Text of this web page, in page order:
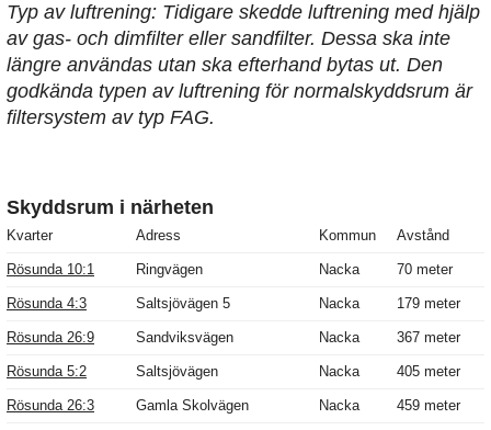
Typ av luftrening: Tidigare skedde luftrening med hjälp
av gas- och dimfilter eller sandfilter. Dessa ska inte
längre användas utan ska efterhand bytas ut. Den
godkända typen av luftrening för normalskyddsrum är
filtersystem av typ FAG.
Skyddsrum i närheten
Kvarter Adress Kommun Avstånd
Rösunda 10:1 Ringvägen Nacka 70 meter
Rösunda 4:3 Saltsjövägen 5 Nacka 179 meter
Rösunda 26:9 Sandviksvägen Nacka 367 meter
Rösunda 5:2 Saltsjövägen Nacka 405 meter
Rösunda 26:3 Gamla Skolvägen Nacka 459 meter